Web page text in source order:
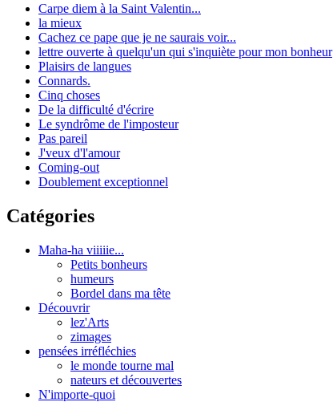
Carpe diem à la Saint Valentin...
la mieux
Cachez ce pape que je ne saurais voir...
lettre ouverte à quelqu'un qui s'inquiète pour mon bonheur
Plaisirs de langues
Connards.
Cinq choses
De la difficulté d'écrire
Le syndrôme de l'imposteur
Pas pareil
J'veux d'l'amour
Coming-out
Doublement exceptionnel
Catégories
Maha-ha viiiiie...
Petits bonheurs
humeurs
Bordel dans ma tête
Découvrir
lez'Arts
zimages
pensées irréfléchies
le monde tourne mal
nateurs et découvertes
N'importe-quoi